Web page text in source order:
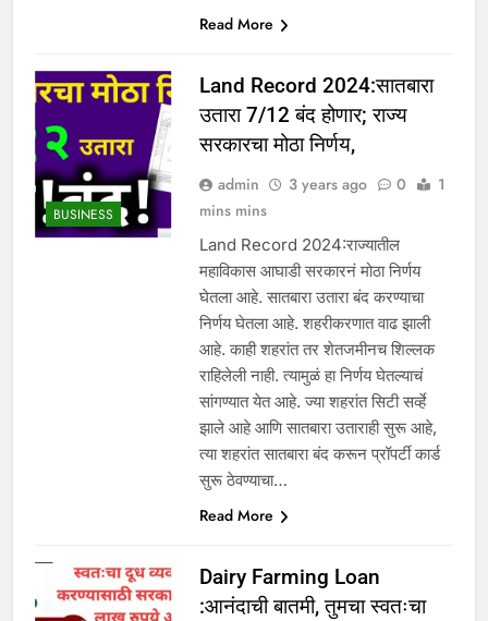
Read More
BUSINESS
Land Record 2024:सातबारा
उतारा 7/12 बंद होणार; राज्य
सरकारचा मोठा निर्णय,
admin 3 years ago 0
1
mins mins
Land Record 2024:राज्यातील
महाविकास आघाडी सरकारनं मोठा निर्णय
घेतला आहे. सातबारा उतारा बंद करण्याचा
निर्णय घेतला आहे. शहरीकरणात वाढ झाली
आहे. काही शहरांत तर शेतजमीनच शिल्लक
राहिलेली नाही. त्यामुळं हा निर्णय घेतल्याचं
सांगण्यात येत आहे. ज्या शहरांत सिटी सर्व्हे
झाले आहे आणि सातबारा उताराही सुरू आहे,
त्या शहरांत सातबारा बंद करून प्रॉपर्टी कार्ड
सुरू ठेवण्याचा…
Read More
Dairy Farming Loan
:आनंदाची बातमी, तुमचा स्वतःचा